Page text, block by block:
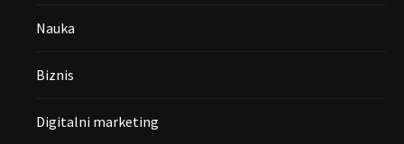
Nauka
Biznis
Digitalni marketing